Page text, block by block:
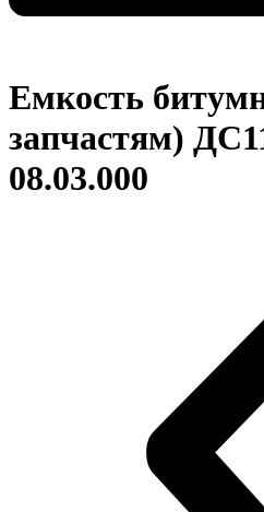
Емкость
запчастям)
08.03.000